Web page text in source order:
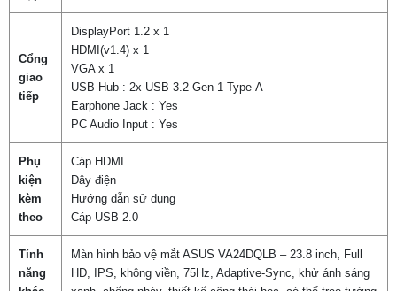
Chọn mua sản phẩm khác
Cổng
giao
tiếp
DisplayPort 1.2 x 1
HDMI(v1.4) x 1
VGA x 1
USB Hub : 2x USB 3.2 Gen 1 Type-A
Earphone Jack : Yes
PC Audio Input : Yes
Phụ
kiện
kèm
theo
Cáp HDMI
Dây điện
Hướng dẫn sử dụng
Cáp USB 2.0
Tính
năng
Màn hình bảo vệ mắt ASUS VA24DQLB – 23.8 inch, Full
HD, IPS, không viền, 75Hz, Adaptive-Sync, khử ánh sáng